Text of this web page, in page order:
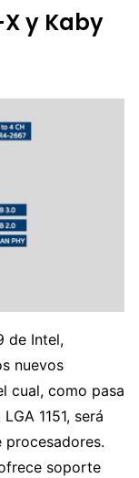
y Kaby
de Intel,
nuevos
cual, como pasa
1151, será
soporte